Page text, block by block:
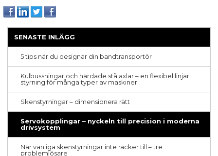
SENASTE INLÄGG
5 tips när du designar din bandtransportör
Kulbussningar och härdade stålaxlar – en flexibel linjär
styrning för många typer av maskiner
Skenstyrningar – dimensionera rätt
Servokopplingar – nyckeln till precision i moderna
drivsystem
När vanliga skenstyrningar inte räcker till – tre
problemlösare